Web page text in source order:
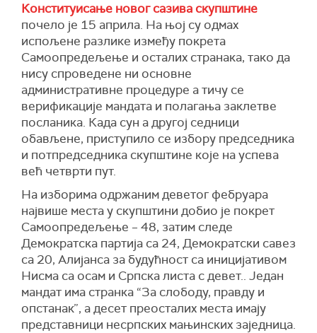
Конституисање новог сазива скупштине
почело је 15 априла. На њој су одмах
испољене разлике између покрета
Самоопредељење и осталих странака, тако да
нису спроведене ни основне
административне процедуре а тичу се
верификације мандата и полагања заклетве
посланика. Када сун а другој седници
обављене, приступило се избору председника
и потпредседника скупштине које на успева
већ четврти пут.
На изборима одржаним деветог фебруара
највише места у скупштини добио је покрет
Самоопредељење – 48, затим следе
Демократска партија са 24, Демократски савез
са 20, Алијанса за будућност са иницијативом
Нисма са осам и Српска листа с девет.. Један
мандат има странка “За слободу, правду и
опстанак”, а десет преосталих места имају
представници несрпских мањинских заједница.